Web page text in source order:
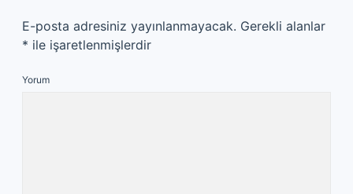
E-posta adresiniz yayınlanmayacak. Gerekli alanlar
* ile işaretlenmişlerdir
Yorum